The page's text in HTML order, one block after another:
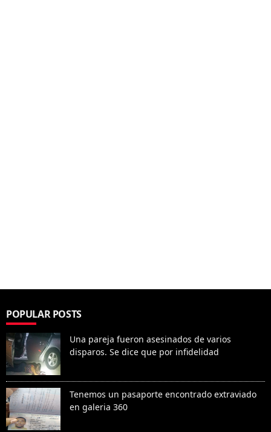
POPULAR POSTS
Una pareja fueron asesinados de varios
disparos. Se dice que por infidelidad
Tenemos un pasaporte encontrado extraviado
en galeria 360